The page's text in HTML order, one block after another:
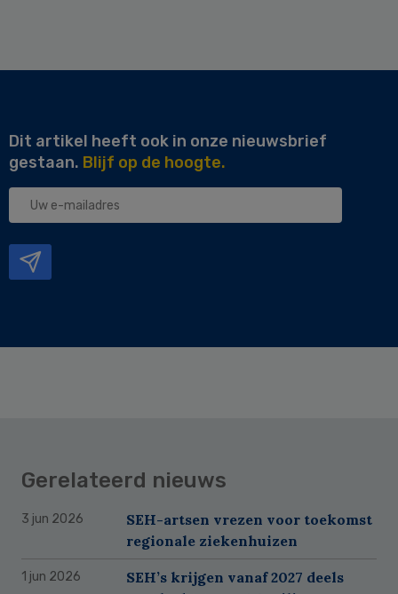
Dit artikel heeft ook in onze nieuwsbrief
gestaan. Blijf op de hoogte.
Uw
Gerelateerd nieuws
3 jun 2026
SEH-artsen vrezen voor toekomst
regionale ziekenhuizen
1 jun 2026
SEH’s krijgen vanaf 2027 deels